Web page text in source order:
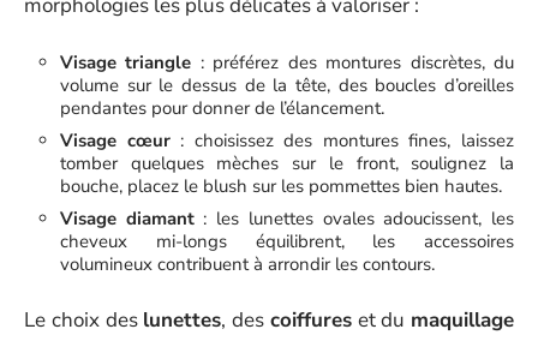
Visage triangle : préférez des montures discrètes, du
volume sur le dessus de la tête, des boucles d’oreilles
pendantes pour donner de l’élancement.
Visage cœur: choisissez des montures fines, laissez
tomber quelques mèches sur le front, soulignez la
bouche, placez le blush sur les pommettes bien hautes.
Visage diamant: les lunettes ovales adoucissent, les
cheveux mi-longs équilibrent, les accessoires
volumineux contribuent à arrondir les contours.
Le choix des lunettes, des coiffureset du maquillage